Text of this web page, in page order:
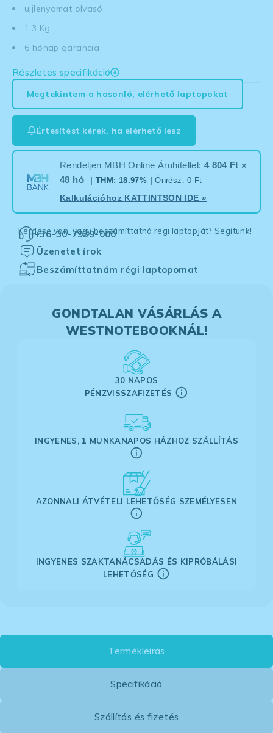
ujjlenyomat olvasó
1.3 Kg
6 hónap garancia
Részletes specifikáció
Megtekintem a hasonló, elérhető laptopokat
Értesítést kérek, ha elérhető lesz
Rendeljen MBH Online Áruhitellel: 4 804 Ft ×
48 hó
| THM: 18.97% |Önrész: 0 Ft
Kalkulációhoz KATTINTSON IDE »
Kérdése van, vagy beszámíttatná régi laptopját? Segítünk!
+36-30-7939-000
Üzenetet írok
Beszámíttatnám régi laptopomat
GONDTALAN VÁSÁRLÁS A
WESTNOTEBOOKNÁL!
30 NAPOS
PÉNZVISSZAFIZETÉS
INGYENES, 1 MUNKANAPOS HÁZHOZ SZÁLLÍTÁS
AZONNALI ÁTVÉTELI LEHETŐSÉG SZEMÉLYESEN
INGYENES SZAKTANÁCSADÁS ÉS KIPRÓBÁLÁSI
LEHETŐSÉG
Termékleírás
Specifikáció
Szállítás és fizetés